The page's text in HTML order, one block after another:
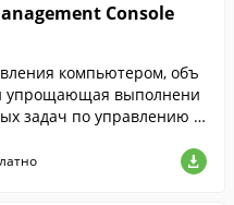
Console
компьютером, объ
упрощающая выполнени
задач по управлению с
навигации, меню, пане